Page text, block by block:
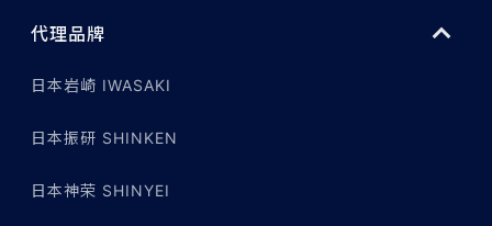
代理品牌
日本岩崎 IWASAKI
日本振研 SHINKEN
日本神荣 SHINYEI